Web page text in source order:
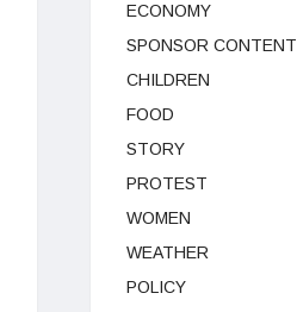
ECONOMY
SPONSOR CONTENT
CHILDREN
FOOD
STORY
PROTEST
WOMEN
WEATHER
POLICY